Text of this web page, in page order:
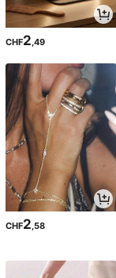
CHF2,49
CHF2,58